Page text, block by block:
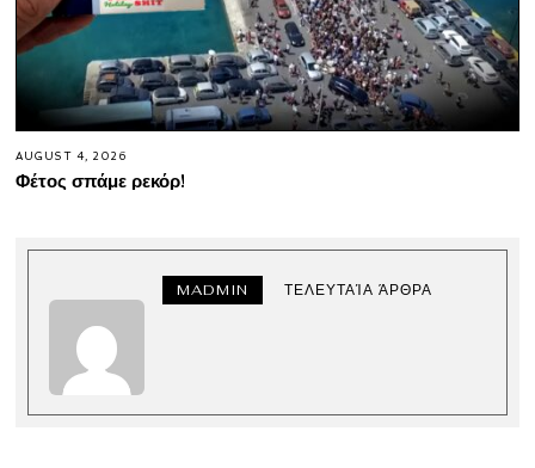
AUGUST 4, 2026
Φέτος σπάμε ρεκόρ!
MADMIN ΤΕΛΕΥΤΑΊΑ ΆΡΘΡΑ